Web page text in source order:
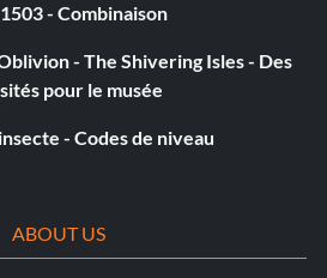
- Combinaison
- The Shivering Isles - Des
pour le musée
- Codes de niveau
ABOUT US